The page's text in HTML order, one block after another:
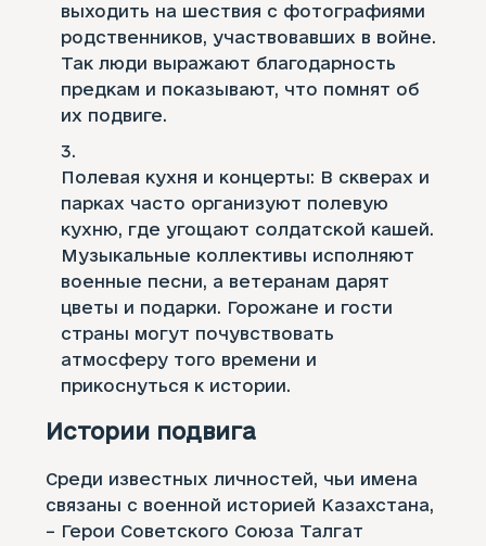
выходить на шествия с фотографиями
родственников, участвовавших в войне.
Так люди выражают благодарность
предкам и показывают, что помнят об
их подвиге.
Полевая кухня и концерты: В скверах и
парках часто организуют полевую
кухню, где угощают солдатской кашей.
Музыкальные коллективы исполняют
военные песни, а ветеранам дарят
цветы и подарки. Горожане и гости
страны могут почувствовать
атмосферу того времени и
прикоснуться к истории.
Истории подвига
Среди известных личностей, чьи имена
связаны с военной историей Казахстана,
– Герои Советского Союза Талгат